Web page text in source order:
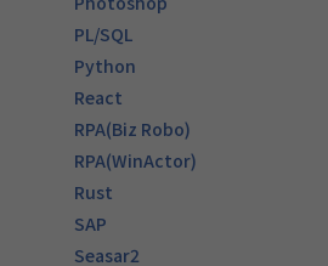
PL/SQL
Python
React
RPA(Biz Robo)
RPA(WinActor)
Rust
SAP
Seasar2